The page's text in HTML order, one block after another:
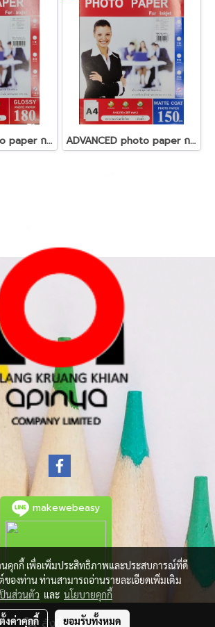
สั่งซื้อสินค้า
ADVANCED photo paper กระดาษโฟโต้ 180 แกรม ADVANCED photo paper กระดาษโฟโต้ 150 แกรม
makewebeasy
นคุกกี้ เพื่อเพิ่มประสิทธิภาพและประสบการณ์ที่ดี
ของท่าน ท่านสามารถอ่านรายละเอียดเพิ่มเติม
นส่วนตัว และ นโยบายคุกกี้
ตั้งค่าคุกกี้ ยอมรับทั้งหมด